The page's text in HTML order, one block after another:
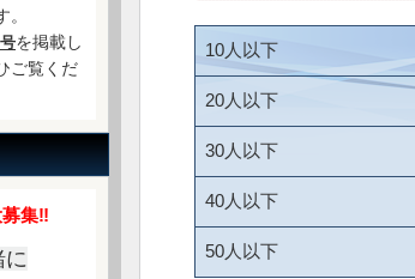
10人以下
20人以下
30人以下
40人以下
50人以下
を掲載し
ご覧くだ
集‼
に